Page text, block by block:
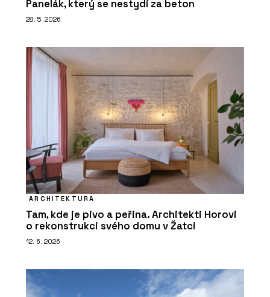
Panelák, který se nestydí za beton
28. 5. 2026
ARCHITEKTURA
Tam, kde je pivo a peřina. Architekti Horovi
o rekonstrukci svého domu v Žatci
12. 6. 2026